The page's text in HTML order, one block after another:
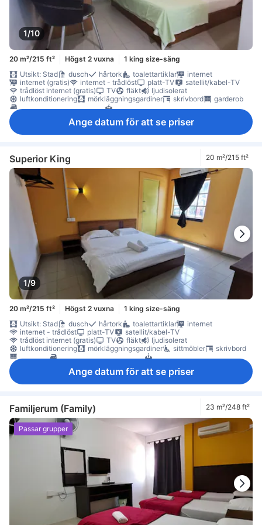
1/10
20 m²/215 ft² Högst 2 vuxna
1 king size-säng
Utsikt: Stad
dusch hårtork toalettartiklar
internet
internet (gratis)
internet - trådlöst platt-TV
satellit/kabel-TV
trådlöst internet (gratis)
TV fläkt
ljudisolerat
luftkonditionering
mörkläggningsgardiner skrivbord
garderob
Ange datum för att se priser
Superior King 20 m²/215 ft²
1/9
20 m²/215 ft² Högst 2 vuxna
1 king size-säng
Utsikt: Stad
dusch hårtork toalettartiklar
internet
internet - trådlöst
platt-TV
satellit/kabel-TV
trådlöst internet (gratis)
TV fläkt
ljudisolerat
luftkonditionering
mörkläggningsgardiner sittmöbler
skrivbord
Ange datum för att se priser
Familjerum (Family) 23 m²/248 ft²
Passar grupper